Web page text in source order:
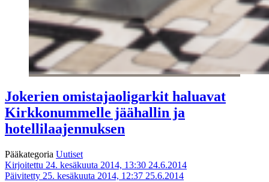
Jokerien omistajaoligarkit haluavat
Kirkkonummelle jäähallin ja
hotellilaajennuksen
Pääkategoria Uutiset
Kirjoitettu 24. kesäkuuta 2014, 13:30 24.6.2014
Päivitetty 25. kesäkuuta 2014, 12:37 25.6.2014